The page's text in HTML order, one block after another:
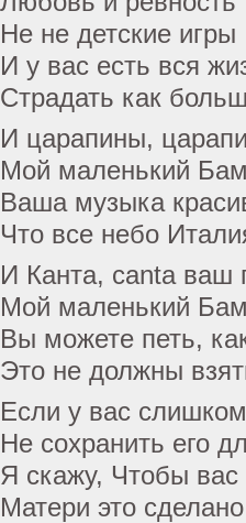
Не не детские игры
И у вас есть вся
Страдать как
И царапины,
Мой маленький
Ваша музыка
Что все небо
И Канта, canta ваш
Мой маленький
Вы можете петь,
Это не должны
Если у вас
Не сохранить его
Я скажу, Чтобы вас
Матери это